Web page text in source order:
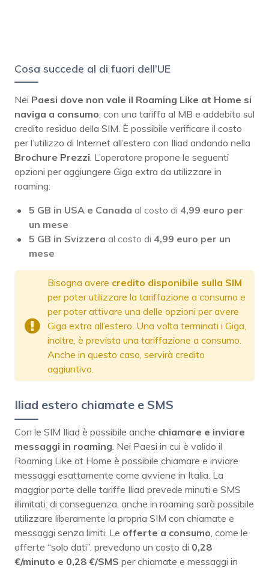
Cosa succede al di fuori dell’UE
Nei Paesi dove non vale il Roaming Like at Home si
naviga a consumo , con una tariffa al MB e addebito sul
credito residuo della SIM. È possibile verificare il costo
per l’utilizzo di Internet all’estero con Iliad andando nella
Brochure Prezzi . L’operatore propone le seguenti
opzioni per aggiungere Giga extra da utilizzare in
roaming:
5 GB in USA e Canada al costo di 4,99 euro per
un mese
5 GB in Svizzera al costo di 4,99 euro per un
mese
Bisogna avere credito disponibile sulla SIM
per poter utilizzare la tariffazione a consumo e
per poter attivare una delle opzioni per avere
Giga extra all’estero. Una volta terminati i Giga,
inoltre, è prevista una tariffazione a consumo.
Anche in questo caso, servirà credito
aggiuntivo.
Iliad estero chiamate e SMS
Con le SIM Iliad è possibile anche chiamare e inviare
messaggi in roaming . Nei Paesi in cui è valido il
Roaming Like at Home è possibile chiamare e inviare
messaggi esattamente come avviene in Italia. La
maggior parte delle tariffe Iliad prevede minuti e SMS
illimitati: di conseguenza, anche in roaming sarà possibile
utilizzare liberamente la propria SIM con chiamate e
messaggi senza limiti. Le offerte a consumo , come le
offerte “solo dati”, prevedono un costo di 0,28
€/minuto e 0,28 €/SMS per chiamate e messaggi in